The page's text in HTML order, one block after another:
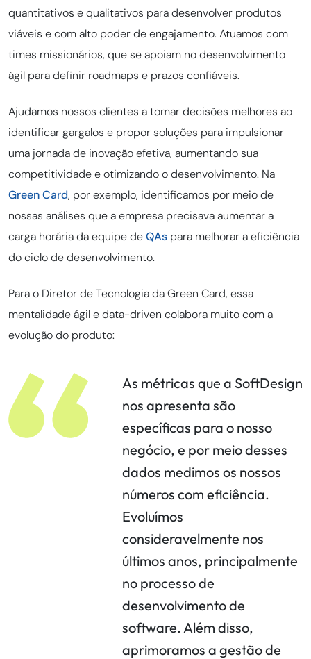
quantitativos e qualitativos para desenvolver produtos
viáveis e com alto poder de engajamento. Atuamos com
times missionários, que se apoiam no desenvolvimento
ágil para definir roadmaps e prazos confiáveis.
Ajudamos nossos clientes a tomar decisões melhores ao
identificar gargalos e propor soluções para impulsionar
uma jornada de inovação efetiva, aumentando sua
competitividade e otimizando o desenvolvimento. Na
Green Card, por exemplo, identificamos por meio de
nossas análises que a empresa precisava aumentar a
carga horária da equipe deQAs para melhorar a eficiência
do ciclo de desenvolvimento.
Para o Diretor de Tecnologia da Green Card, essa
mentalidade ágil e data-driven colabora muito com a
evolução do produto:
As métricas que a SoftDesign
nos apresenta são
específicas para o nosso
negócio, e por meio desses
dados medimos os nossos
números com eficiência.
Evoluímos
consideravelmente nos
últimos anos, principalmente
no processo de
desenvolvimento de
software. Além disso,
aprimoramos a gestão de